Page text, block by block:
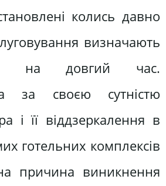
колись давно
визначають
на довгий час.
за своєю сутністю
і її віддзеркалення в
готельних комплексів
причина виникнення